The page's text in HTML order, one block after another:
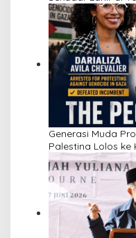
Perbedaan
Generasi Muda
Palestina Lolos ke